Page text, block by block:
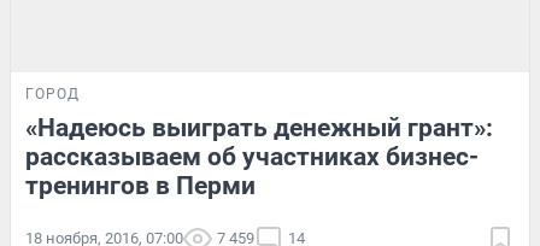
ГОРОД
«Надеюсь выиграть денежный грант»:
рассказываем об участниках бизнес-
тренингов в Перми
18 ноября, 2016, 07:00 7 459 14